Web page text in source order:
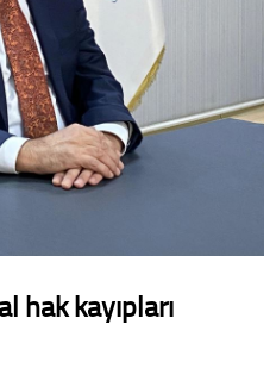
hak kayıpları